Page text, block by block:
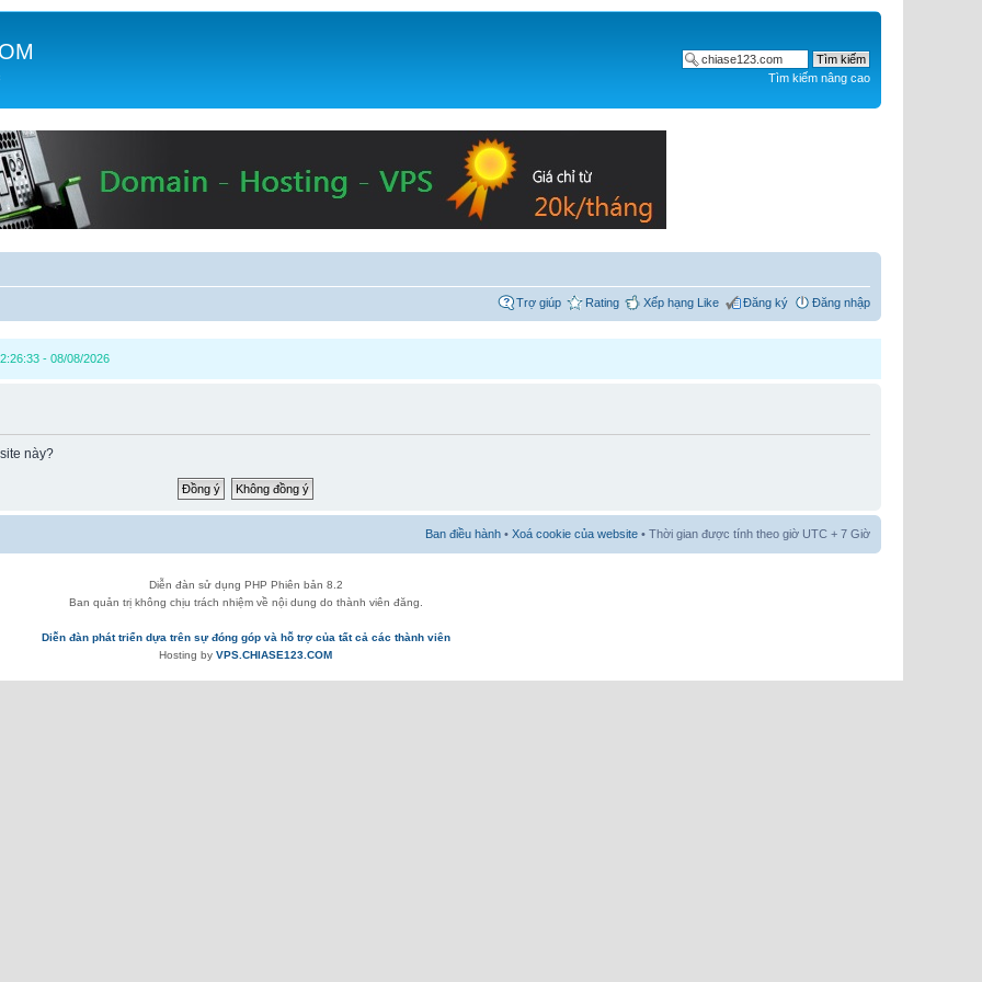
Tìm kiếm nâng cao
Trợ giúp Rating Xếp hạng Like Đăng ký Đăng nhập
- 08/08/2026
này?
Ban điều hành • Xoá cookie của website • Thời gian được tính theo giờ UTC + 7 Giờ
Diễn đàn sử dụng PHP Phiên bản 8.2
Ban quản trị không chịu trách nhiệm về nội dung do thành viên đăng.
Diễn đàn phát triển dựa trên sự đóng góp và hỗ trợ của tất cả các thành viên
Hosting by VPS.CHIASE123.COM